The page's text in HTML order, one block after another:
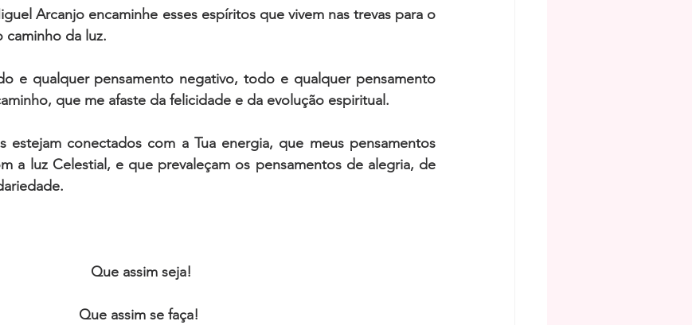
Arcanjo encaminhe esses espíritos que vivem nas trevas para o
caminho da luz.
e qualquer pensamento negativo, todo e qualquer pensamento
que me afaste da felicidade e da evolução espiritual.
estejam conectados com a Tua energia, que meus pensamentos
a luz Celestial, e que prevaleçam os pensamentos de alegria, de
Que assim seja!
Que assim se faça!